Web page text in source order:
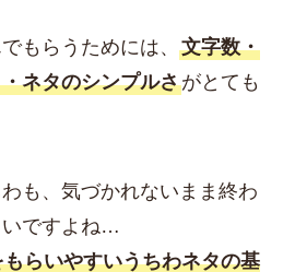
もらうためには、 文字数・
ネタのシンプルさがとても
も、気づかれないまま終わ
いですよね…
らいやすいうちわネタの基